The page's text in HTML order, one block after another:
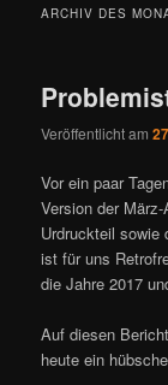
springen
springen
ARCHIV DES
Veröffentlicht am
Vor ein paar
Version der
Urdruckteil sowie
ist für uns
die Jahre 2017
Auf diesen
heute ein